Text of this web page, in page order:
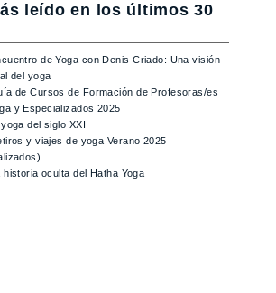
leído en los últimos 30
de Yoga con Denis Criado: Una visión
del yoga
de Cursos de Formación de Profesoras/es
y Especializados 2025
del siglo XXI
y viajes de yoga Verano 2025
historia oculta del Hatha Yoga